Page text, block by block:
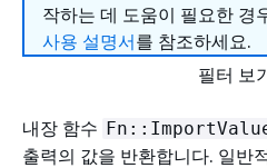
작하는 데 도움이 필요한 경
사용 설명서를 참조하세요.
필터 보
내장 함수
출력의 값을 반환합니다. 일반